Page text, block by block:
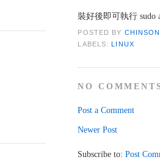
裝好後即可執行 sudo
POSTED BY
LABELS:
LINUX
NO
Post a Comment
Newer Post
Subscribe to:Post